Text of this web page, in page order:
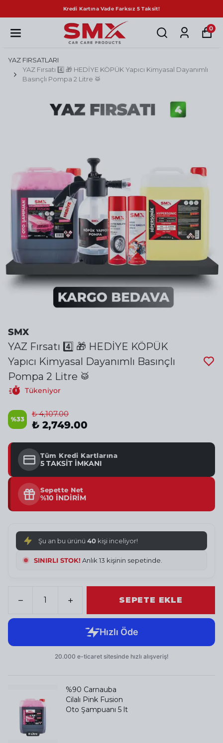
0
YAZ FIRSATLARI
YAZ Fırsatı 4️⃣ 🎁 HEDİYE KÖPÜK Yapıcı Kimyasal Dayanımlı
Basınçlı Pompa 2 Litre 🥁
SMX
YAZ Fırsatı 4️⃣ 🎁 HEDİYE KÖPÜK
Yapıcı Kimyasal Dayanımlı Basınçlı
Pompa 2 Litre 🥁
Tükeniyor
%33
₺ 4,107.00
₺ 2,749.00
Tüm Kredi Kartlarına
5 TAKSİT İMKANI
Sepette Net
%10 İNDİRİM
Şu an bu ürünü 40 kişi inceliyor!
SINIRLI STOK! Anlık 13 kişinin sepetinde.
SEPETE EKLE
%90 Carnauba
Cilalı Pink Fusion
Oto Şampuanı 5 lt